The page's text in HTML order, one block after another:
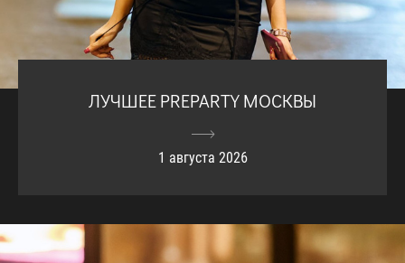
ЛУЧШЕЕ PREPARTY МОСКВЫ
1 августа 2026